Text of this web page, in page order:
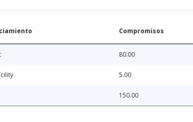
Compromisos
80.00
5.00
150.00